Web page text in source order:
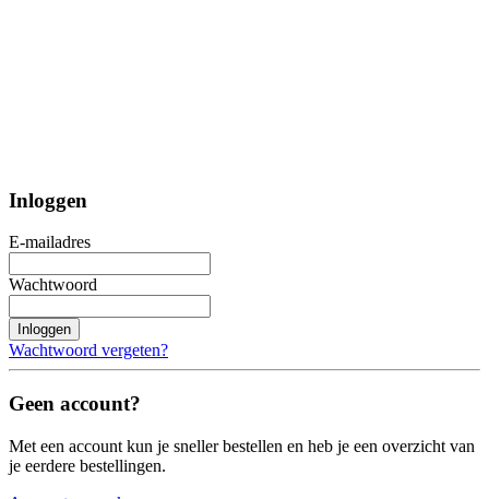
Inloggen
E-mailadres
Wachtwoord
Inloggen
Wachtwoord vergeten?
Geen account?
Met een account kun je sneller bestellen en heb je een overzicht van
je eerdere bestellingen.